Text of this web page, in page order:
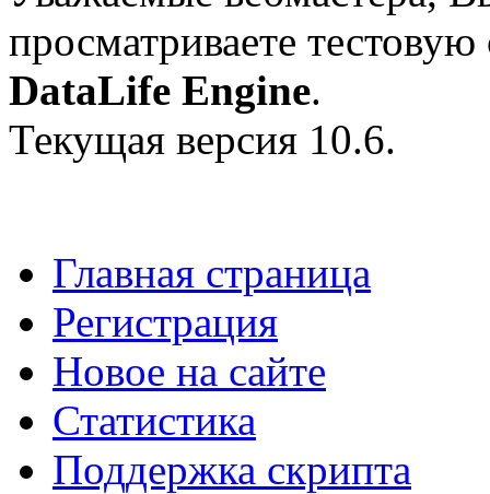
просматриваете
DataLife Engine.
Текущая версия 10.6.
Главная страница
Регистрация
Новое на сайте
Статистика
Поддержка скрипта